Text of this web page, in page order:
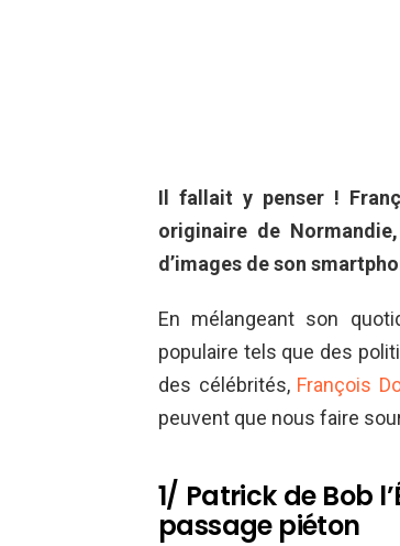
Il fallait y penser !
originaire de
d’images de son
En mélangeant son
populaire tels que des
des célébrités, François
peuvent que nous faire
1/ Patrick de Bob
passage piéton